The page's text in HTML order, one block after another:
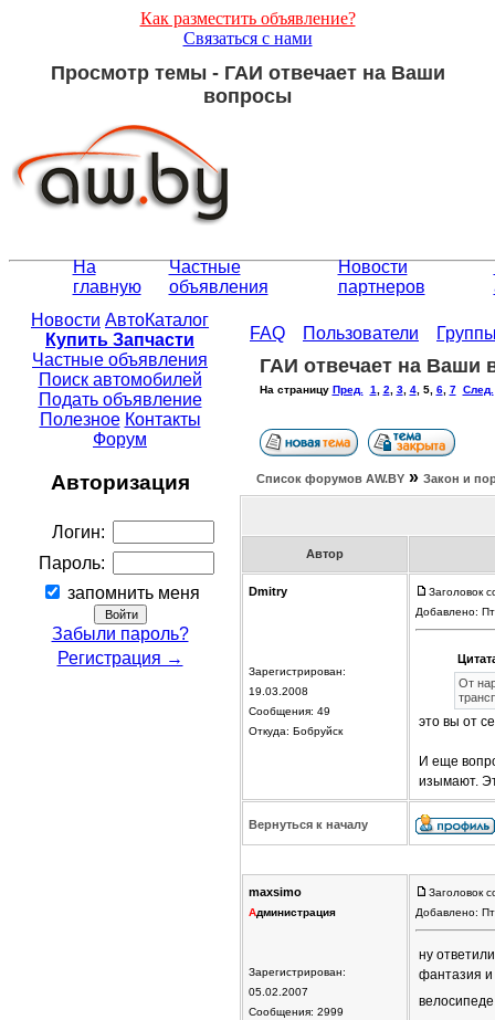
Как разместить объявление?
Связаться с нами
Просмотр темы - ГАИ отвечает на Ваши
вопросы
На
главную
Частные
объявления
Новости
партнеров
Новости АвтоКаталог
Купить Запчасти
Частные объявления
Поиск автомобилей
Подать объявление
Полезное Контакты
Форум
Авторизация
Логин:
Пароль:
запомнить меня
Забыли пароль?
Регистрация →
FAQ Пользователи
ГАИ отвечает на Ваши
На страницу Пред. 1 2 3, 4, 5, 6, 7 След.
Список форумов АW.BY » Закон и
Автор
Dmitry
Зарегистрирован:
19.03.2008
Сообщения: 49
Откуда: Бобруйск
Заголовок
Добавлено:
От
это вы от
И еще
изымают.
Вернуться к началу
maxsimo
Администрация
Зарегистрирован:
05.02.2007
Сообщения: 2999
Заголовок
Добавлено:
ну
фантазия и